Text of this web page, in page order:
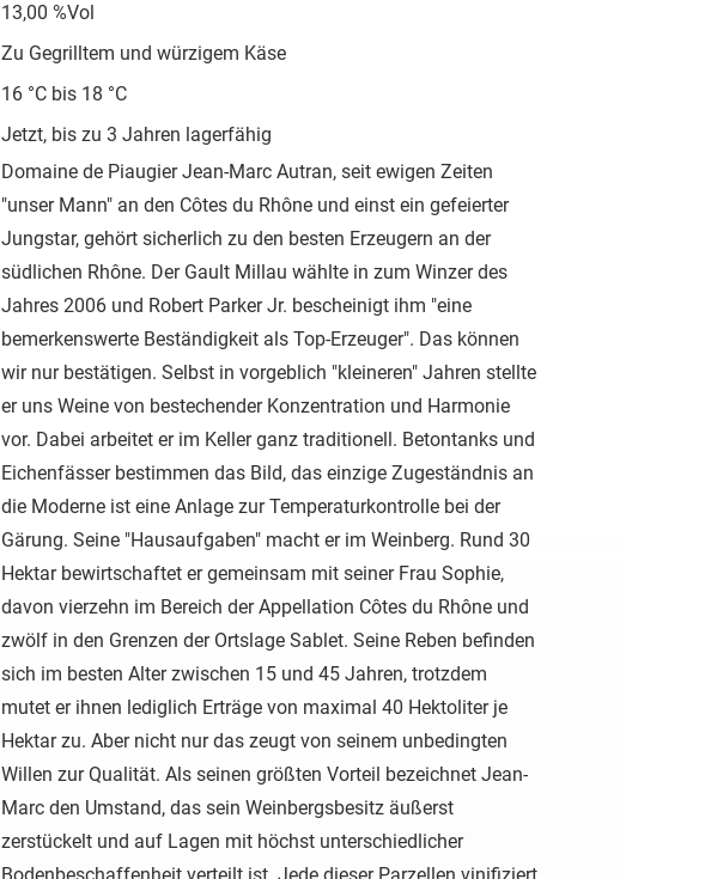
13,00 %Vol
Zu Gegrilltem und würzigem Käse
16 °C bis 18 °C
Jetzt, bis zu 3 Jahren lagerfähig
Domaine de Piaugier Jean-Marc Autran, seit ewigen Zeiten
"unser Mann" an den Côtes du Rhône und einst ein gefeierter
Jungstar, gehört sicherlich zu den besten Erzeugern an der
südlichen Rhône. Der Gault Millau wählte in zum Winzer des
Jahres 2006 und Robert Parker Jr. bescheinigt ihm "eine
bemerkenswerte Beständigkeit als Top-Erzeuger". Das können
wir nur bestätigen. Selbst in vorgeblich "kleineren" Jahren stellte
er uns Weine von bestechender Konzentration und Harmonie
vor. Dabei arbeitet er im Keller ganz traditionell. Betontanks und
Eichenfässer bestimmen das Bild, das einzige Zugeständnis an
die Moderne ist eine Anlage zur Temperaturkontrolle bei der
Gärung. Seine "Hausaufgaben" macht er im Weinberg. Rund 30
Hektar bewirtschaftet er gemeinsam mit seiner Frau Sophie,
davon vierzehn im Bereich der Appellation Côtes du Rhône und
zwölf in den Grenzen der Ortslage Sablet. Seine Reben befinden
sich im besten Alter zwischen 15 und 45 Jahren, trotzdem
mutet er ihnen lediglich Erträge von maximal 40 Hektoliter je
Hektar zu. Aber nicht nur das zeugt von seinem unbedingten
Willen zur Qualität. Als seinen größten Vorteil bezeichnet Jean-
Marc den Umstand, das sein Weinbergsbesitz äußerst
zerstückelt und auf Lagen mit höchst unterschiedlicher